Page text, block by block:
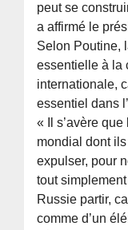
peut se
a affirmé le
Selon Poutine,
essentielle à la
internationale,
essentiel dans
« Il s’avère
mondial dont
expulser, pour
tout
Russie partir,
comme d’un